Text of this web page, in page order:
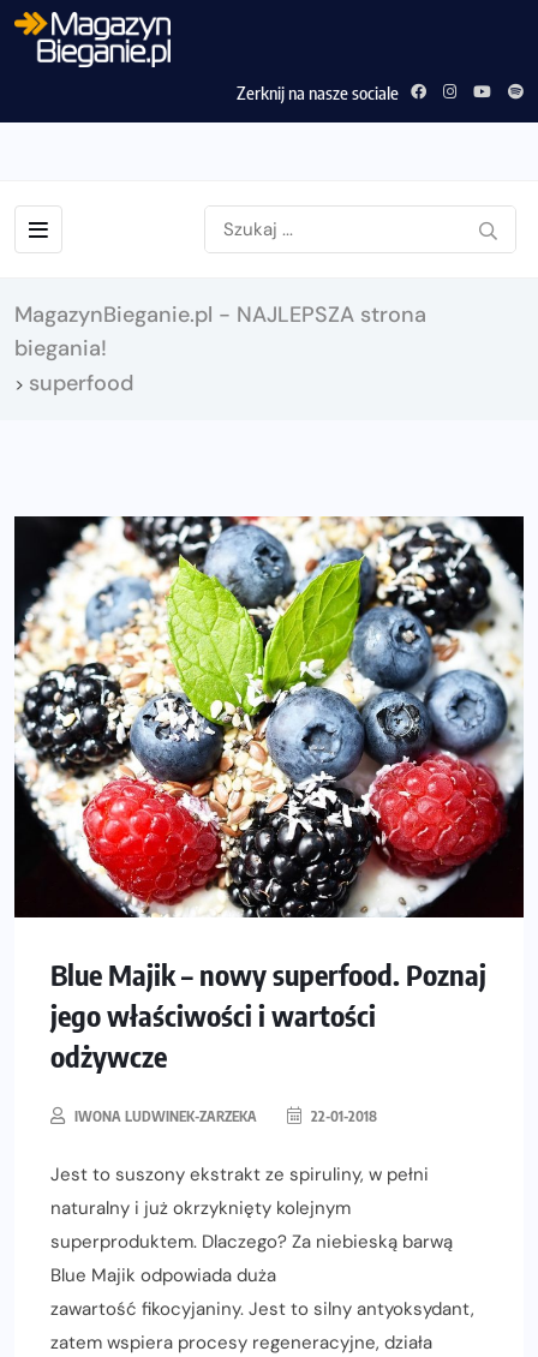
Zerknij na nasze sociale
MagazynBieganie.pl - NAJLEPSZA strona
biegania!
> superfood
Blue Majik – nowy superfood. Poznaj
jego właściwości i wartości
odżywcze
IWONA LUDWINEK-ZARZEKA 22-01-2018
Jest to suszony ekstrakt ze spiruliny, w pełni
naturalny i już okrzyknięty kolejnym
superproduktem. Dlaczego? Za niebieską barwą
Blue Majik odpowiada duża
zawartość fikocyjaniny. Jest to silny antyoksydant,
zatem wspiera procesy regeneracyjne, działa